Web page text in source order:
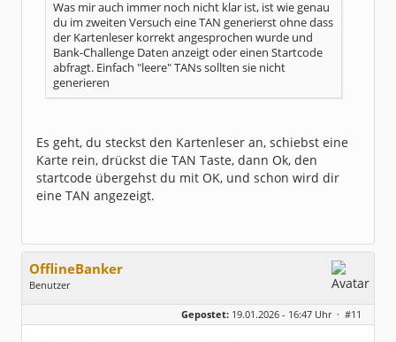
Was mir auch immer noch nicht klar ist, ist wie genau
du im zweiten Versuch eine TAN generierst ohne dass
der Kartenleser korrekt angesprochen wurde und
Bank-Challenge Daten anzeigt oder einen Startcode
abfragt. Einfach "leere" TANs sollten sie nicht
generieren
Es geht, du steckst den Kartenleser an, schiebst eine
Karte rein, drückst die TAN Taste, dann Ok, den
startcode übergehst du mit OK, und schon wird dir
eine TAN angezeigt.
OfflineBanker
Benutzer
Geschlecht:
keine Angabe
Dabei seit:
04 / 2012
Gepostet: 19.01.2026 - 16:47 Uhr · #11